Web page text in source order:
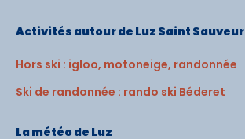
Activités autour de Luz Saint Sauveur
Hors ski : igloo, motoneige, randonnée
Ski de randonnée : rando ski Béderet
La météo de Luz